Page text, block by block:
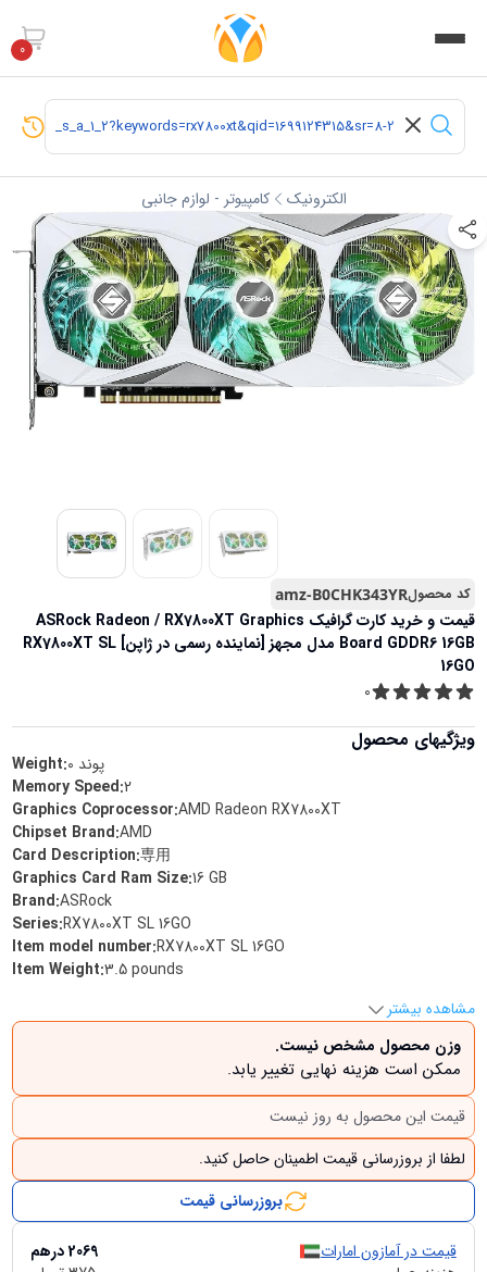
0
الکترونیک کامپیوتر - لوازم جانبی
کد محصولamz-B0CHK343YR
قیمت و خرید
کارت گرافیک ASRock Radeon / RX7800XT Graphics
Board GDDR6 16GB مدل مجهز [نماینده رسمی در ژاپن] RX7800XT SL
16GO
0
ویژگیهای محصول
Weight:0 پوند
Memory Speed:‎2
Graphics Coprocessor:‎AMD Radeon RX7800XT
Chipset Brand:‎AMD
Card Description:‎専用
Graphics Card Ram Size:‎16 GB
Brand:‎ASRock
Series:‎RX7800XT SL 16GO
Item model number:‎RX7800XT SL 16GO
Item Weight:‎3.5 pounds
مشاهده بیشتر
وزن محصول مشخص نیست.
ممکن است هزینه نهایی تغییر یابد.
قیمت این محصول به روز نیست
لطفا از بروزرسانی قیمت اطمینان حاصل کنید.
بروزرسانی قیمت
قیمت در آمازون امارات 2069درهم